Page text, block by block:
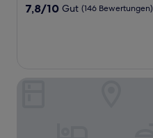
7.8
7,8/10 Gut (146 Bewertungen)